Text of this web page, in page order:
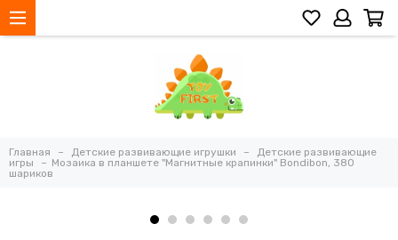
Главная Детские развивающие игрушки
Детские развивающие
игры
Мозаика в планшете "Магнитные крапинки" Bondibon, 380
шариков